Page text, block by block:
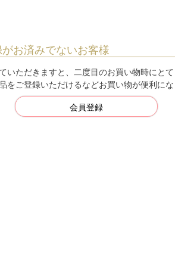
がお済みでないお客様
いただきますと、二度目のお買い物時にとて
をご登録いただけるなどお買い物が便利にな
会員登録